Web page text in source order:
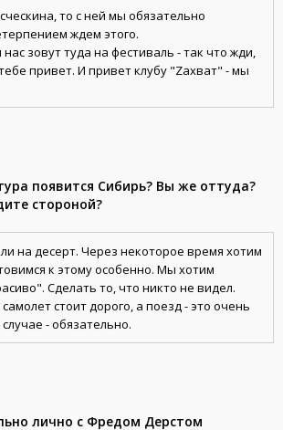
то с ней мы обязательно
ждем этого.
зовут туда на фестиваль - так что жди,
привет. И привет клубу "Zахват" - мы
появится Сибирь? Вы же оттуда?
стороной?
на десерт. Через некоторое время хотим
к этому особенно. Мы хотим
Сделать то, что никто не видел.
стоит дорого, а поезд - это очень
- обязательно.
лично с Фредом Дерстом